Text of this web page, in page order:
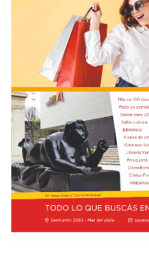
Junto con el intendente de
tres docentes que, luego se
automóvil pocos kilómetros
haciendo dedo. La colisión
sobrevivió el chofer del camión.
El hall del Palacio Comunal
sus restos y ante el cual desfiló
aquel momento, incluyendo a la
habían dado sus primeros
el liderazgo de “Coco”
vicegobernador Luis Macaya,
hasta la despedida final.
Antes de ser inhumados sus
municipal, el féretro fue
Parroquia de los Padres